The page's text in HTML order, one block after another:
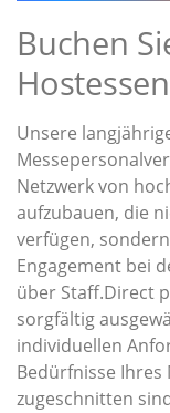
Buchen
Unsere
Netzwerk von
aufzubauen, die
verfügen,
Engagement bei
über Staff.Direct
sorgfältig
individuellen
Bedürfnisse Ihres
zugeschnitten